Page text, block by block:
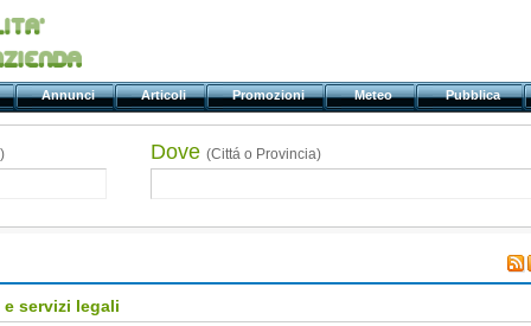
Annunci Articoli Promozioni Meteo Pubblica
Dove(Cittá o Provincia)
servizi legali